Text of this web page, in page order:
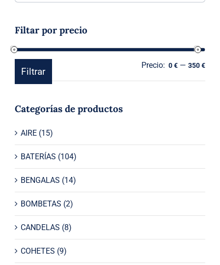
Filtar por precio
Filtrar
Precio: 0 € —350 €
Categorías de productos
AIRE (15)
BATERÍAS (104)
BENGALAS (14)
BOMBETAS (2)
CANDELAS (8)
COHETES (9)